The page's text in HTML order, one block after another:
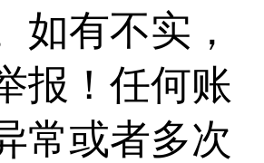
如有不实，
报！任何账
常或者多次